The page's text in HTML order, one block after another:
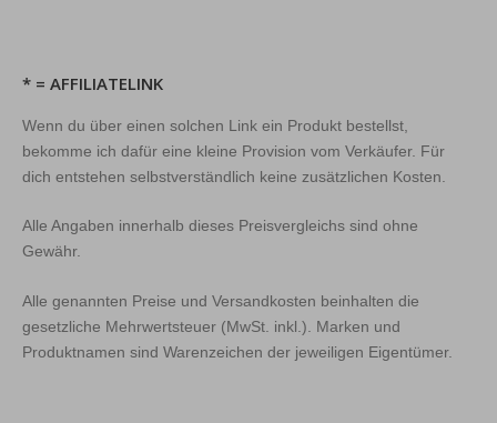
* = AFFILIATELINK
Wenn du über einen solchen Link ein Produkt bestellst,
bekomme ich dafür eine kleine Provision vom Verkäufer. Für
dich entstehen selbstverständlich keine zusätzlichen Kosten.
Alle Angaben innerhalb dieses Preisvergleichs sind ohne
Gewähr.
Alle genannten Preise und Versandkosten beinhalten die
gesetzliche Mehrwertsteuer (MwSt. inkl.). Marken und
Produktnamen sind Warenzeichen der jeweiligen Eigentümer.